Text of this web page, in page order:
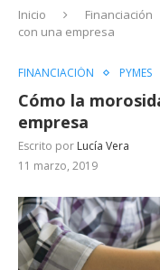
Inicio Financiación
con una empresa
FINANCIACIÓN PYMES
Cómo la
empresa
Escrito por Lucía Vera
11 marzo, 2019